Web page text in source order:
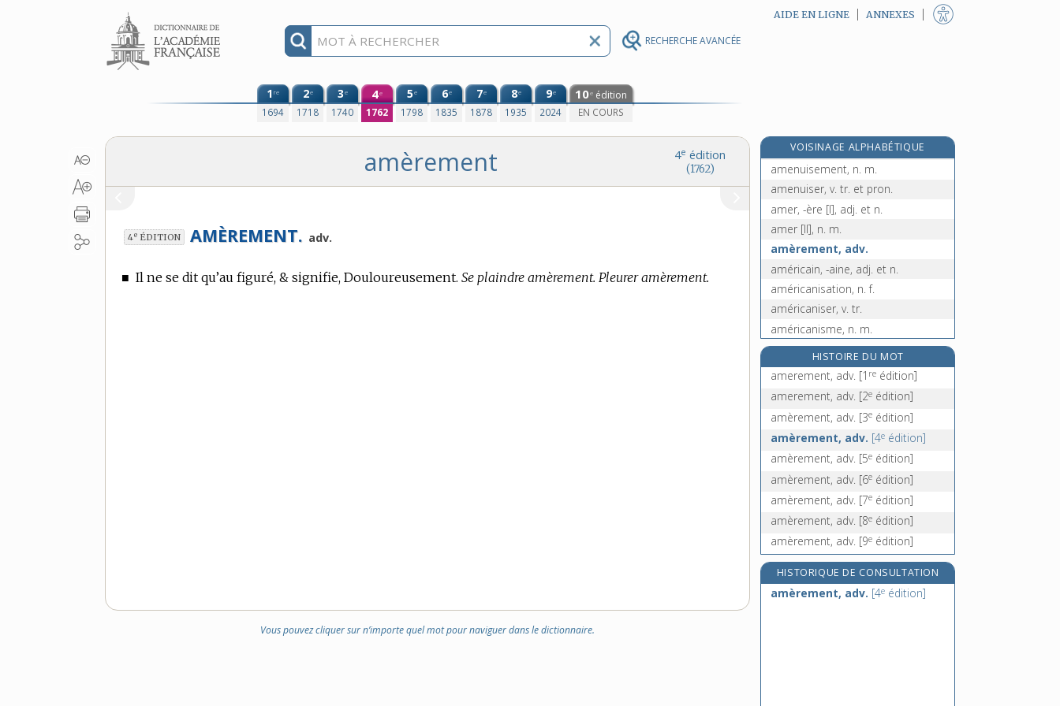
RECHERCHE AVANCÉE
Aller au contenu AIDE EN LIGNE ANNEXES
1re
1694
2e
1718
3e
1740
4e
1762
5e
1798
6e
1835
7e
1878
8e
1935
9e
2024
10e édition
EN COURS
4e édition
(1762)
amèrement
4e ÉDITION AMÈREMENT. adv.
■ Il ne se dit qu’au figuré, & signifie, Douloureusement. Se plaindre amèrement. Pleurer amèrement.
Vous pouvez cliquer sur n’importe quel mot pour naviguer dans le dictionnaire.
VOISINAGE ALPHABÉTIQUE
amentacées, n. f. pl.[8eédition]
amenuisement, n. m.
amenuiser, v. tr. et pron.
amer, -ère [I], adj. et n.
amer [II], n. m.
amèrement, adv.
américain, -aine, adj. et n.
américanisation, n. f.
américaniser, v. tr.
américanisme, n. m.
américaniste, adj. et n.
américium, n. m.
amérindien, -ienne, adj.
amerrir, v. intr.
HISTOIRE DU MOT
amerement, adv. [1 re édition]
amerement, adv. [2e édition]
amèrement, adv. [3e édition]
amèrement, adv. [4e édition]
amèrement, adv. [5e édition]
amèrement, adv. [6e édition]
amèrement, adv. [7e édition]
amèrement, adv. [8e édition]
amèrement, adv. [9e édition]
HISTORIQUE DE CONSULTATION
amèrement, adv. [4e édition]